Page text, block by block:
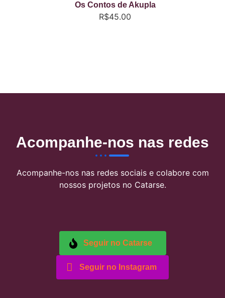
Os Contos de Akupla
R$45.00
Acompanhe-nos nas redes
Acompanhe-nos nas redes sociais e colabore com
nossos projetos no Catarse.
Seguir no Catarse
Seguir no Instagram